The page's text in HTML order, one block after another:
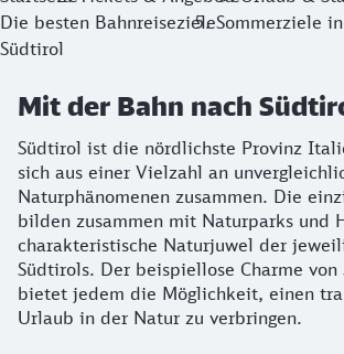
Gut zu wissen:
Bei (fast) allen Unterkünften gibt es den
Die besten BahnreisezieleSommerziele
Südtirol
Mit der Bahn nach
Südtirol ist die nördlichste Provinz
sich aus einer Vielzahl an
Naturphänomenen zusammen. Die
bilden zusammen mit Naturparks und
charakteristische Naturjuwel der
Südtirols. Der beispiellose Charme
bietet jedem die Möglichkeit, einen
Urlaub in der Natur zu verbringen.